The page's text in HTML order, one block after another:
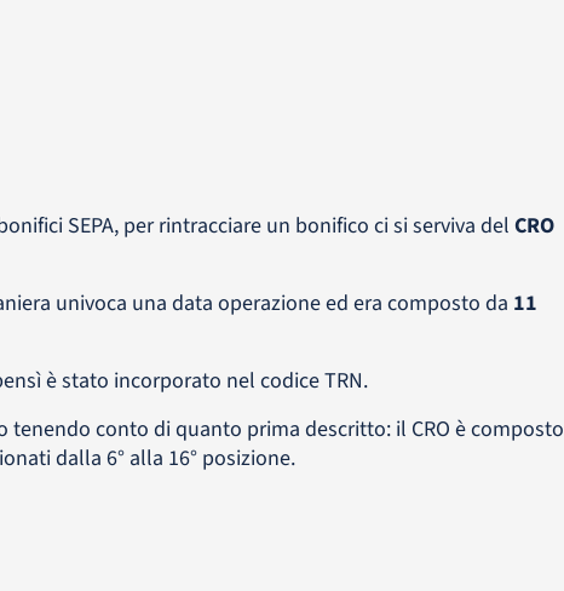
SEPA, per rintracciare un bonifico ci si serviva del CRO
univoca una data operazione ed era composto da 11
è stato incorporato nel codice TRN.
tenendo conto di quanto prima descritto: il CRO è composto
dalla 6° alla 16° posizione.